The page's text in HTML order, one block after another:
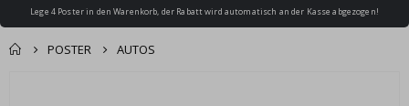
Lege 4 Poster in den Warenkorb, der Rabatt wird automatisch an der Kasse abgezogen!
POSTER AUTOS